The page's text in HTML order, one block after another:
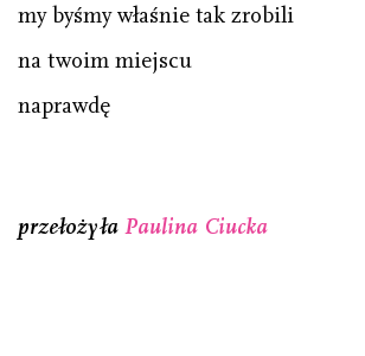
my byśmy właśnie tak zrobili
na twoim miejscu
naprawdę
przełożyła Paulina Ciucka